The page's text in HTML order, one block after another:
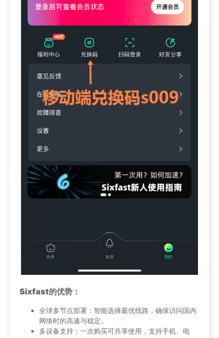
Sixfast的优势：
全球多节点部署：智能选择最优线路，确保访问国内
网络时的高速与稳定。
多设备支持：一次购买可共享使用，支持手机、电